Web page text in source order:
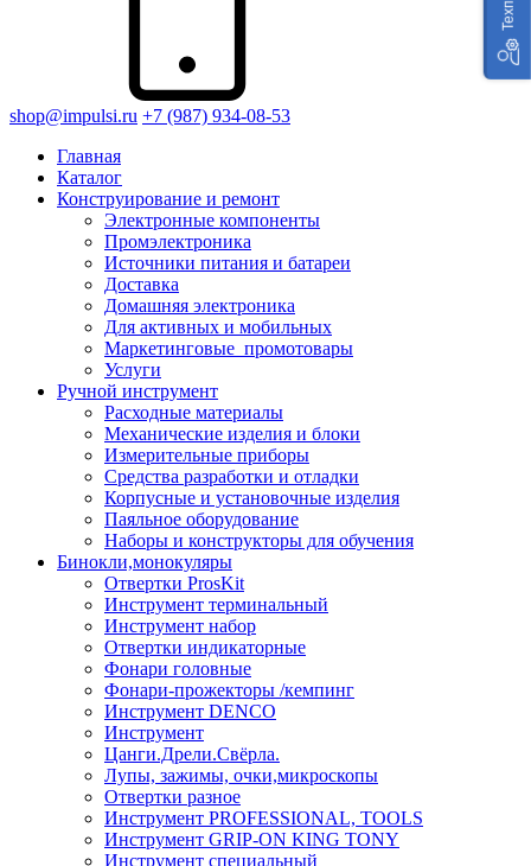
shop@impulsi.ru +7 (987) 934-08-53
Главная
Каталог
Конструирование и ремонт
Электронные компоненты
Промэлектроника
Источники питания и батареи
Доставка
Домашняя электроника
Для активных и мобильных
Маркетинговые_промотовары
Услуги
Ручной инструмент
Расходные материалы
Механические изделия и блоки
Измерительные приборы
Средства разработки и отладки
Корпусные и установочные изделия
Паяльное оборудование
Наборы и конструкторы для обучения
Бинокли,монокуляры
Отвертки ProsKit
Инструмент терминальный
Инструмент набор
Отвертки индикаторные
Фонари головные
Фонари-прожекторы /кемпинг
Инструмент DENCO
Инструмент
Цанги.Дрели.Свёрла.
Лупы, зажимы, очки,микроскопы
Отвертки разное
Инструмент PROFESSIONAL, TOOLS
Инструмент GRIP-ON KING TONY
Инструмент специальный